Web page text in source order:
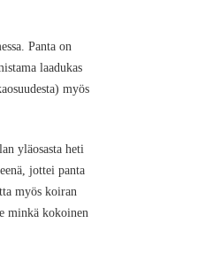
Panta on
laadukas
myös
yläosasta heti
jottei panta
myös koiran
minkä kokoinen